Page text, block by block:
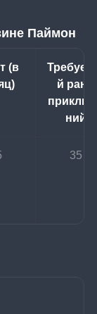
Паймон
(в
й ранг
ний
35